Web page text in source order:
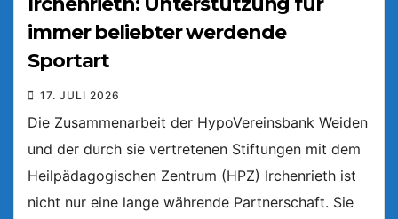
immer beliebter werdende
Sportart
17. JULI 2026
Die Zusammenarbeit der HypoVereinsbank Weiden
und der durch sie vertretenen Stiftungen mit dem
Heilpädagogischen Zentrum (HPZ) Irchenrieth ist
nicht nur eine lange währende Partnerschaft. Sie